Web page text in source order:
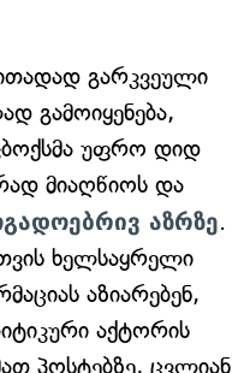
გარკვეული
გამოიყენება,
უფრო დიდ
მიაღწიოს და
აზრზე.
ხელსაყრელი
აზიარებენ,
აქტორის
პოსტებზე, ცვლიან